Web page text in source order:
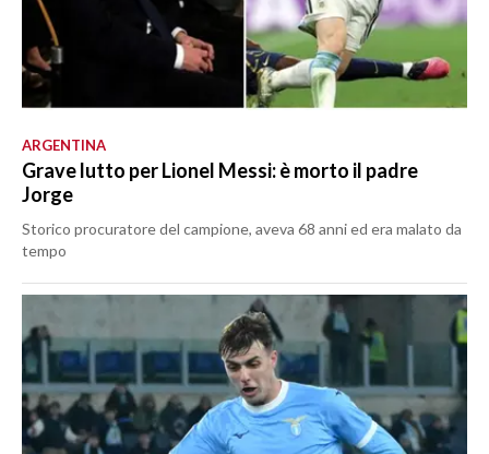
ARGENTINA
Grave lutto per Lionel Messi: è morto il padre
Jorge
Storico procuratore del campione, aveva 68 anni ed era malato da
tempo